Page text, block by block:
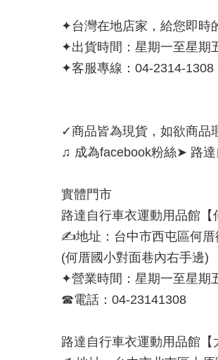
✦台灣在地店家，給您即時
✦出貨時間：星期一至星期
✦客服專線：04-2314-
✓商品皆為現貨，如欲商品
♫ 成為facebook粉絲➤ 路
實體門市
路達自行車衣運動用品館【
✍地址：台中市西屯區何厝
(何厝國小對面巷內右手邊)
✦營業時間：星期一至星期
☎電話：04-23141308
路達自行車衣運動用品館【